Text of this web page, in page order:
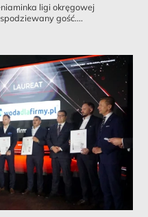
ligi okręgowej
gość....